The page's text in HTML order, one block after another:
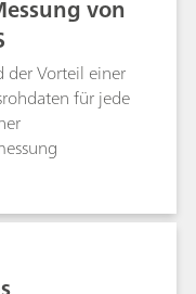
verfügen
In
Einsatz von
von
Vorteil einer
für jede